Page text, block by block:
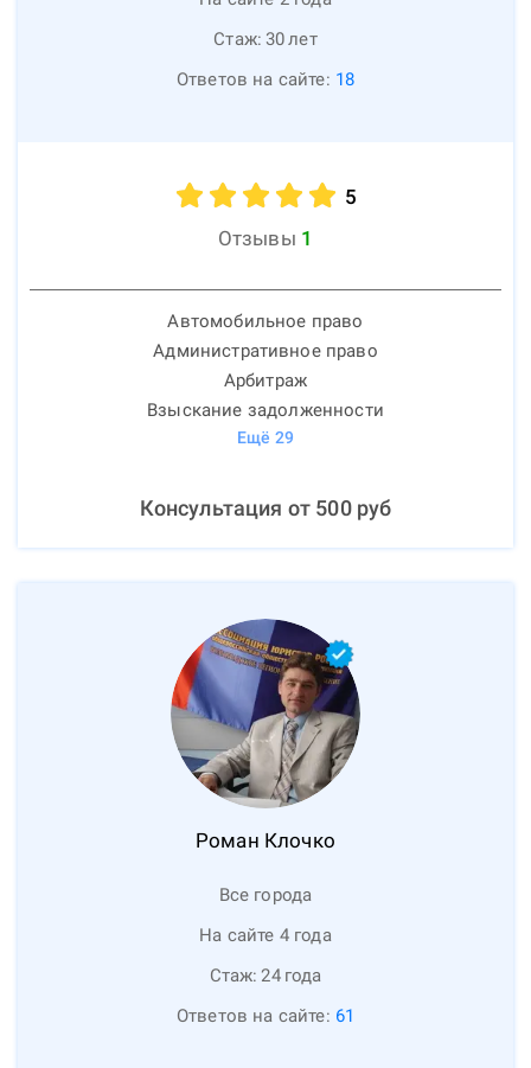
Стаж: 30лет
Ответов на сайте: 18
5
Отзывы 1
Автомобильное право
Административное право
Арбитраж
Взыскание задолженности
Ещё 29
Консультация от 500руб
Роман Клочко
Все города
На сайте 4 года
Стаж: 24 года
Ответов на сайте: 61